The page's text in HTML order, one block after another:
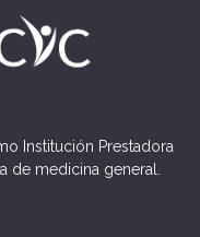
Institución Prestadora
de medicina general.